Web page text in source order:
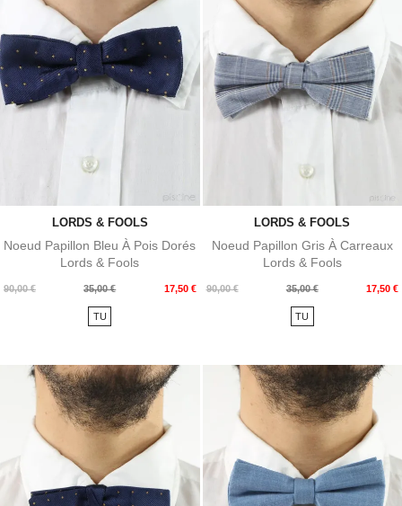
LORDS & FOOLS
Noeud Papillon Bleu À Pois Dorés
Lords & Fools
90,00 €
Prix
35,00 € 17,50 €
Prix
TU
LORDS & FOOLS
Noeud Papillon Gris À Carreaux
Lords & Fools
90,00 €
Prix
35,00 € 17,50 €
Prix
TU